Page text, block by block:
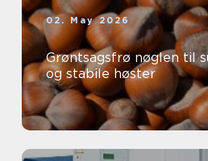
02. May 2026
Grøntsagsfrø nøglen til sunde afgrøder
og stabile høster